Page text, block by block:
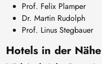
Prof. Felix Plamper
Dr. Martin Rudolph
Prof. Linus Stegbauer
Hotels in der Nähe